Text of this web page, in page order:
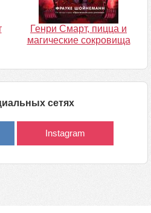
Генри Смарт, пицца и
магические сокровища
сетях
Instagram